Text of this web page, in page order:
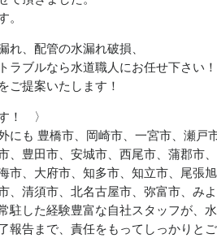
。
れ、配管の水漏れ破損、
ラブルなら水道職人にお任せ下さい！
ご提案いたします！
！ 〉
にも 豊橋市、岡崎市、一宮市、瀬戸
、豊田市、安城市、西尾市、蒲郡市
市、大府市、知多市、知立市、尾張
、清須市、北名古屋市、弥富市、み
駐した経験豊富な自社スタッフが、
報告まで、責任をもってしっかりとご